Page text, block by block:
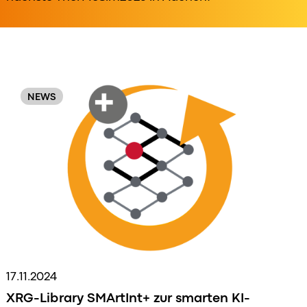
Order
NEWS
17.11.2024
XRG-Library SMArtInt+ zur smarten KI-